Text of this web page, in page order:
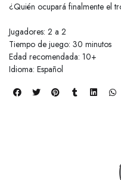
¿Quién ocupará finalmente el
Jugadores: 2 a 2
Tiempo de juego: 30 minutos
Edad recomendada: 10+
Idioma: Español